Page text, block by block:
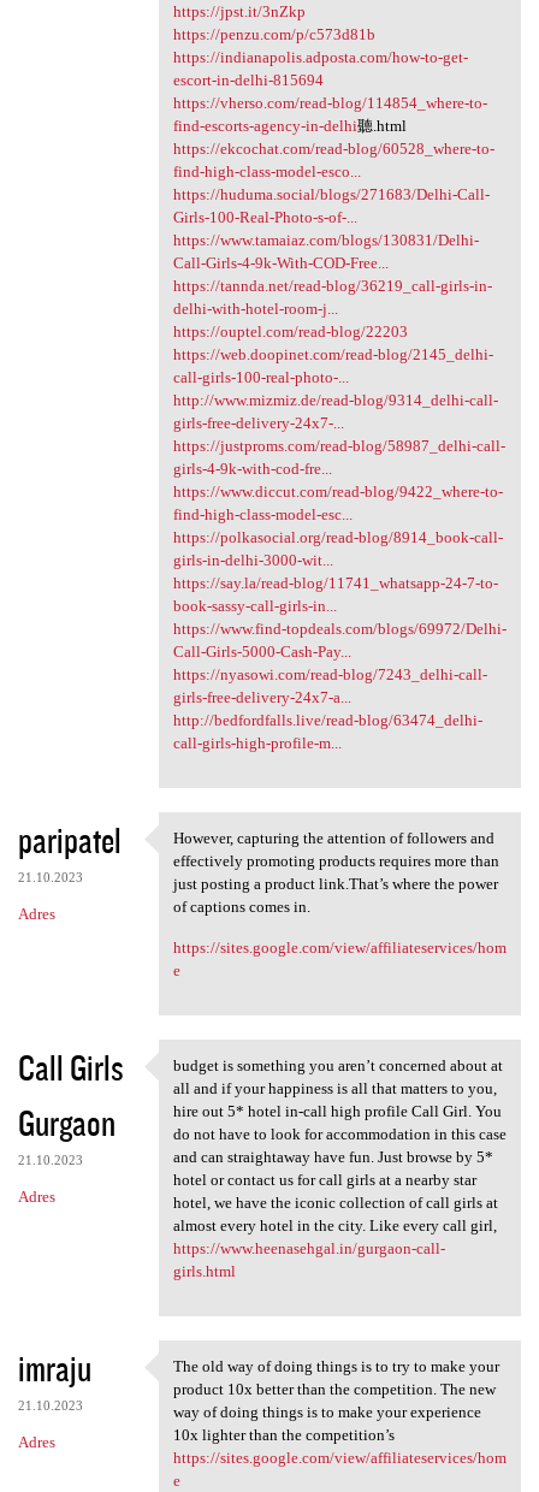
https://jpst.it/3nZkp
https://penzu.com/p/c573d81b
https://indianapolis.adposta.com/how-to-get-
escort-in-delhi-815694
https://vherso.com/read-blog/114854_where-to-
find-escorts-agency-in-delhi聽.html
https://ekcochat.com/read-blog/60528_where-to-
find-high-class-model-esco...
https://huduma.social/blogs/271683/Delhi-Call-
Girls-100-Real-Photo-s-of-...
https://www.tamaiaz.com/blogs/130831/Delhi-
Call-Girls-4-9k-With-COD-Free...
https://tannda.net/read-blog/36219_call-girls-in-
delhi-with-hotel-room-j...
https://ouptel.com/read-blog/22203
https://web.doopinet.com/read-blog/2145_delhi-
call-girls-100-real-photo-...
http://www.mizmiz.de/read-blog/9314_delhi-call-
girls-free-delivery-24x7-...
https://justproms.com/read-blog/58987_delhi-call-
girls-4-9k-with-cod-fre...
https://www.diccut.com/read-blog/9422_where-to-
find-high-class-model-esc...
https://polkasocial.org/read-blog/8914_book-call-
girls-in-delhi-3000-wit...
https://say.la/read-blog/11741_whatsapp-24-7-to-
book-sassy-call-girls-in...
https://www.find-topdeals.com/blogs/69972/Delhi-
Call-Girls-5000-Cash-Pay...
https://nyasowi.com/read-blog/7243_delhi-call-
girls-free-delivery-24x7-a...
http://bedfordfalls.live/read-blog/63474_delhi-
call-girls-high-profile-m...
paripatel
21.10.2023
Adres
However, capturing the
However, capturing the attention of followers and
effectively promoting products requires more than
just posting a product link.That’s where the power
of captions comes in.
https://sites.google.com/view/affiliateservices/hom
e
Call Girls
Gurgaon
21.10.2023
Adres
budget is something you aren
budget is something you aren’t concerned about at
all and if your happiness is all that matters to you,
hire out 5* hotel in-call high profile Call Girl. You
do not have to look for accommodation in this case
and can straightaway have fun. Just browse by 5*
hotel or contact us for call girls at a nearby star
hotel, we have the iconic collection of call girls at
almost every hotel in the city. Like every call girl,
https://www.heenasehgal.in/gurgaon-call-
girls.html
imraju
21.10.2023
Adres
The old way of doing things
The old way of doing things is to try to make your
product 10x better than the competition. The new
way of doing things is to make your experience
10x lighter than the competition’s
https://sites.google.com/view/affiliateservices/hom
e